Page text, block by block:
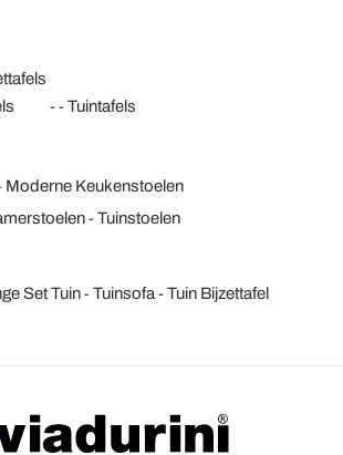
Tuintafels
Moderne Keukenstoelen
Tuinstoelen
Set Tuin Tuinsofa Tuin Bijzettafel